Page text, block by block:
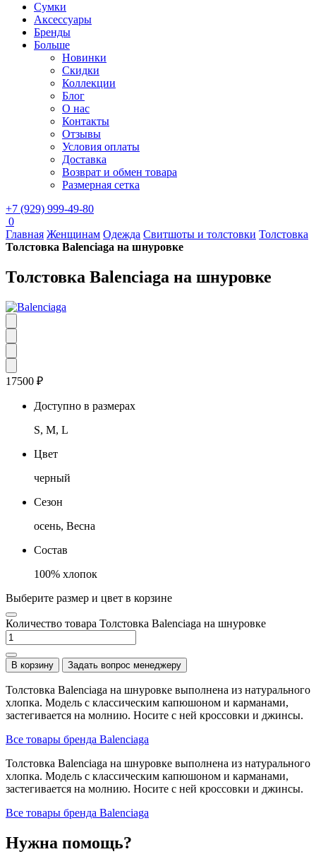
Сумки
Аксессуары
Бренды
Больше
Новинки
Скидки
Коллекции
Блог
О нас
Контакты
Отзывы
Условия оплаты
Доставка
Возврат и обмен товара
Размерная сетка
+7 (929) 999-49-80
0
Главная Женщинам Одежда Свитшоты и толстовки Толстовка
Толстовка Balenciaga на шнуровке
Толстовка Balenciaga на шнуровке
17500 ₽
Доступно в размерах
S, M, L
Цвет
черный
Сезон
осень, Весна
Состав
100% хлопок
Выберите размер и цвет в корзине
Количество товара Толстовка Balenciaga на шнуровке
В корзину Задать вопрос менеджеру
Толстовка Balenciaga на шнуровке выполнена из натурального
хлопка. Модель с классическим капюшоном и карманами,
застегивается на молнию. Носите с ней кроссовки и джинсы.
Все товары бренда Balenciaga
Толстовка Balenciaga на шнуровке выполнена из натурального
хлопка. Модель с классическим капюшоном и карманами,
застегивается на молнию. Носите с ней кроссовки и джинсы.
Все товары бренда Balenciaga
Нужна помощь?